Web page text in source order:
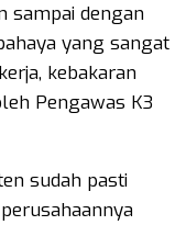
sampai dengan
yang sangat
kebakaran
Pengawas K3
sudah pasti